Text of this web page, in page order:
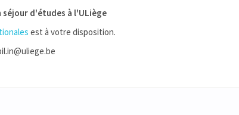
d'études à l'ULiège
est à votre disposition.